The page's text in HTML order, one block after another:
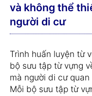
và không thể
người di cư
Trình huấn luyện từ
bộ sưu tập từ vựng
mà người di cư quan
Mỗi bộ sưu tập từ